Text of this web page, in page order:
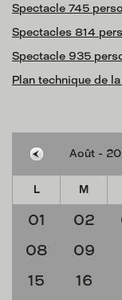
Spectacle 745
Spectacles 814
Spectacle 935
Plan technique de
L M
01 02
08
09
15
16